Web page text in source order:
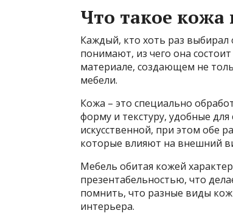
Что такое кожа
Каждый, кто хоть раз выбирал
понимают, из чего она
материале, создающем не
мебели.
Кожа – это специально
форму и текстуру, удобные
искусственной, при этом обе
которые влияют на внешний
Мебель обитая кожей
презентабельностью, что
помнить, что разные виды
интерьера.